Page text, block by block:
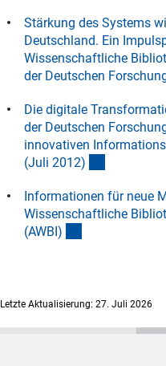
Stärkung des Systems
Deutschland. Ein
Wissenschaftliche
der Deutschen
Die digitale
der Deutschen
innovativen
(Juli 2012)
Informationen für neue
Wissenschaftliche
(AWBI )
Letzte Aktualisierung: 27. Juli 2026